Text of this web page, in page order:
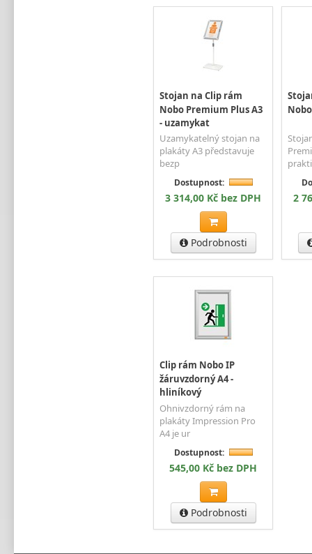
Stojan na Clip rám
Nobo Premium Plus A3
- uzamykat
Uzamykatelný stojan na
plakáty A3 představuje
bezp
Dostupnost:
3 314,00 Kč bez DPH
Podrobnosti
2
Clip rám Nobo IP
žáruvzdorný A4 -
hliníkový
Ohnivzdorný rám na
plakáty Impression Pro
A4 je ur
Dostupnost:
545,00 Kč bez DPH
Podrobnosti